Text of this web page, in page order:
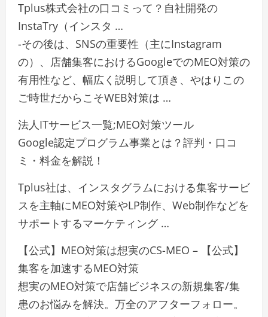
Tplus株式会社の口コミって？自社開発の
InstaTry（インスタ …
-その後は、SNSの重要性（主にInstagram
の）、店舗集客におけるGoogleでのMEO対策の
有用性など、幅広く説明して頂き、やはりこの
ご時世だからこそWEB対策は …
法人ITサービス一覧;MEO対策ツール
Google認定プログラム事業とは？評判・口コ
ミ・料金を解説！
Tplus社は、インスタグラムにおける集客サービ
スを主軸にMEO対策やLP制作、Web制作などを
サポートするマーケティング …
【公式】MEO対策は想実のCS-MEO – 【公式】
集客を加速するMEO対策
想実のMEO対策で店舗ビジネスの新規集客/集
患のお悩みを解決。万全のアフターフォロー。